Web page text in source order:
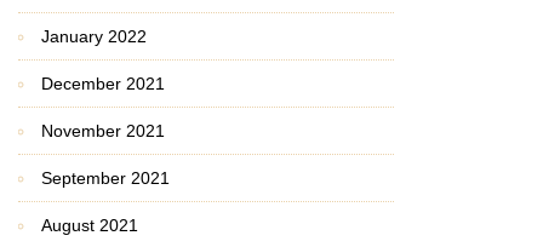
January 2022
December 2021
November 2021
September 2021
August 2021